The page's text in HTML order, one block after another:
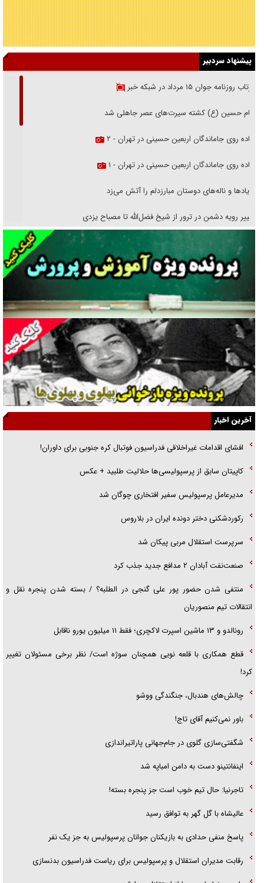
پیشنهاد سردبیر
بازتاب روزنامه جوان ۱۵ مرداد در شبکه خبر
امام حسین (ع) کشته سیرت‌های عصر جاهلی شد
پیاده روی جاماندگان اربعین حسینی در تهران - ۲
پیاده روی جاماندگان اربعین حسینی در تهران - ۱
فریاد‌ها و ناله‌های دوستان مبارزدلم را آتش می‌زد
تغییر رویه دشمن در ترور از شیخ فضل‌الله تا مصباح یزدی
خرید قسطی اولش خنده و آخرش گریه است!
فوتبال و آن «بالا»!
راهبرد غافلگیری با نسل جدید پهپاد‌ها
جنجال پزشکان تقلبی در صنعت زیبایی
یهودی‌ها در ادبیات داستانی اروپا؛ از شکسپیر تا دیکنز
گفت‌وگو با خواهر یکی از شهدای جنگ رمضان/ خواهرم فرمانده جهادی و
اهل خدمت بی‌منت بود
جزئیات شکنجه‌هایم فراتر از آن است که در بیان بگنجد!
گزارش «جوان» از قوانین سخت‌گیرانه ۶ قاره در برابر یورش به پاسگاه‌های
آخرین اخبار
افشای اقدامات غیراخلاقی فدراسیون فوتبال کره جنوبی برای داوران!
کاپیتان سابق از پرسپولیسی‌ها حلالیت طلبید + عکس
مدیرعامل پرسپولیس سفیر افتخاری چوگان شد
رکوردشکنی دختر دونده ایران در بلاروس
سرپرست استقلال مربی پیکان شد
صنعت‌نفت آبادان ۲ مدافع جدید جذب کرد
منتفی شدن حضور پور علی گنجی در الطلبه؟ / بسته شدن پنجره نقل و
انتقالات تیم منصوریان
رونالدو و ۱۳ ماشین اسپرت لاکچری؛ فقط ۱۱ میلیون یورو ناقابل
قطع همکاری با قلعه نویی همچنان سوژه است/ نظر برخی مسئولان تغییر
کرد!
چالش‌های هندبال، جنگندگی ووشو
باور نمی‌کنیم آقای تاج!
شگفتی‌سازی گلوی در جام‌جهانی پاراتیراندازی
اینفانتینو دست به دامن امباپه شد
تاجرنیا: حال تیم خوب است جز پنجره بسته!
عالیشاه با گل گهر به توافق رسید
پاسخ منفی حدادی به بازیکنان جوانان پرسپولیس به جز یک نفر
رقابت مدیران استقلال و پرسپولیس برای ریاست فدراسیون بدنسازی